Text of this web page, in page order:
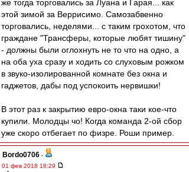
же тогда торговались за Луана и Гарая... как
этой зимой за Веррисимо. Самозабвенно
торговались, неделями... с таким грохотом, что
граждане "Трансферы, которые любят тишину"
- должны были оглохнуть не то что на одно, а
на оба уха сразу и ходить со слуховым рожком
в звуко-изолированной комнате без окна и
гаджетов, дабы под успокоить нервишки!
В этот раз к закрытию евро-окна таки кое-что
купили. Молодцы чо! Когда команда 2-ой сбор
уже скоро отбегает по физре. Роши пример.
Bordo0706 -
01 фев 2018 18:29